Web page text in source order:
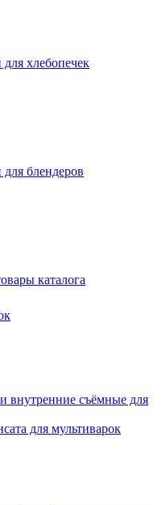
для хлебопечек
для блендеров
каталога
внутренние съёмные для
для мультиварок